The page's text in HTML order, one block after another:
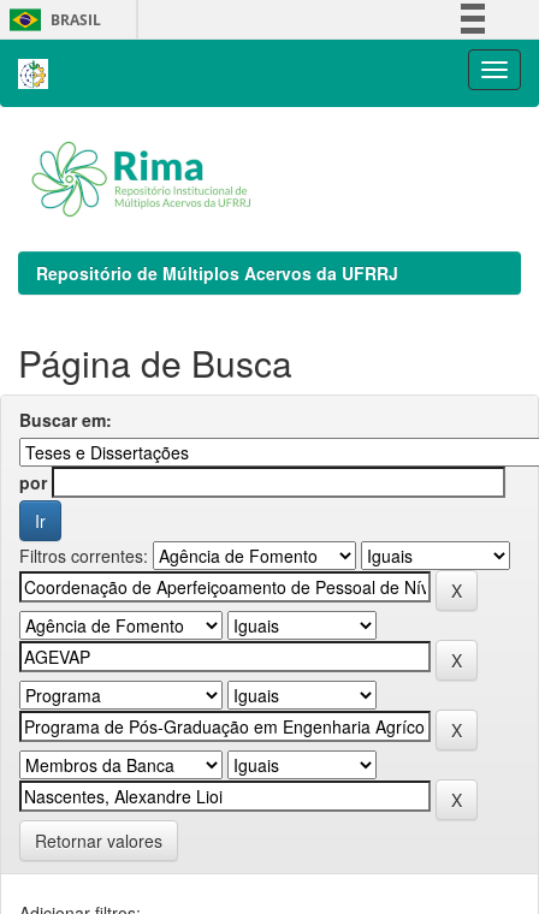
Skip
navigation
BRASIL
Repositório de Múltiplos Acervos da UFRRJ
Página de Busca
Buscar em:
por
Filtros correntes:
Retornar valores